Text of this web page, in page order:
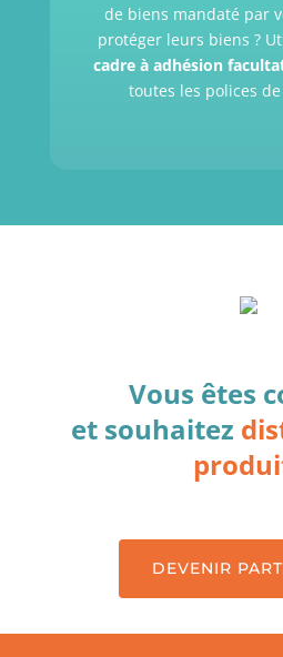
de biens mandaté par
protéger leurs biens ?
cadre à adhésion
toutes les polices
Vous êtes
et souhaitez
DEVENIR